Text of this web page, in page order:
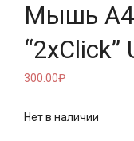
Мышь A4
“2xClick”
300.00₽
Нет в наличии